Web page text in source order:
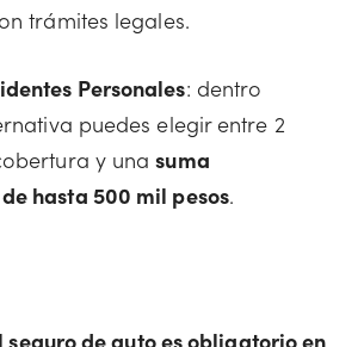
trámites legales.
Personales: dentro
puedes elegir entre 2
y unasuma
hasta 500 mil pesos.
seguro de auto es obligatorio en